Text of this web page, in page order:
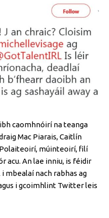
caomhnóirí na teanga
Mac Piarais, Caitlín
múinteoirí, filí
acu. An lae inniu, is féidir
mbealaí nach rabhas ag
i gcoimhlint Twitter leis